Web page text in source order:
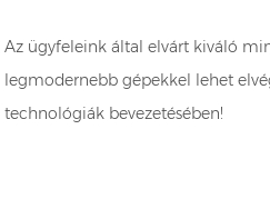
Az ügyfeleink által elvárt kiváló
legmodernebb gépekkel lehet
technológiák bevezetésében!